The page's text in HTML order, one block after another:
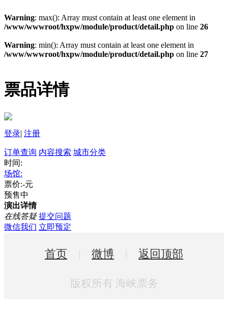
Warning: max(): Array must contain at least one element in
/www/wwwroot/hxpw/module/product/detail.php on line 26
Warning: min(): Array must contain at least one element in
/www/wwwroot/hxpw/module/product/detail.php on line 27
票品详情
登录| 注册
订单查询 内容搜索 城市分类
时间:
场馆:
票价:-元
预售中
演出详情
在线答疑 提交问题
微信我们 立即预定
首页 微博 返回顶部
版权所有 海峡票务